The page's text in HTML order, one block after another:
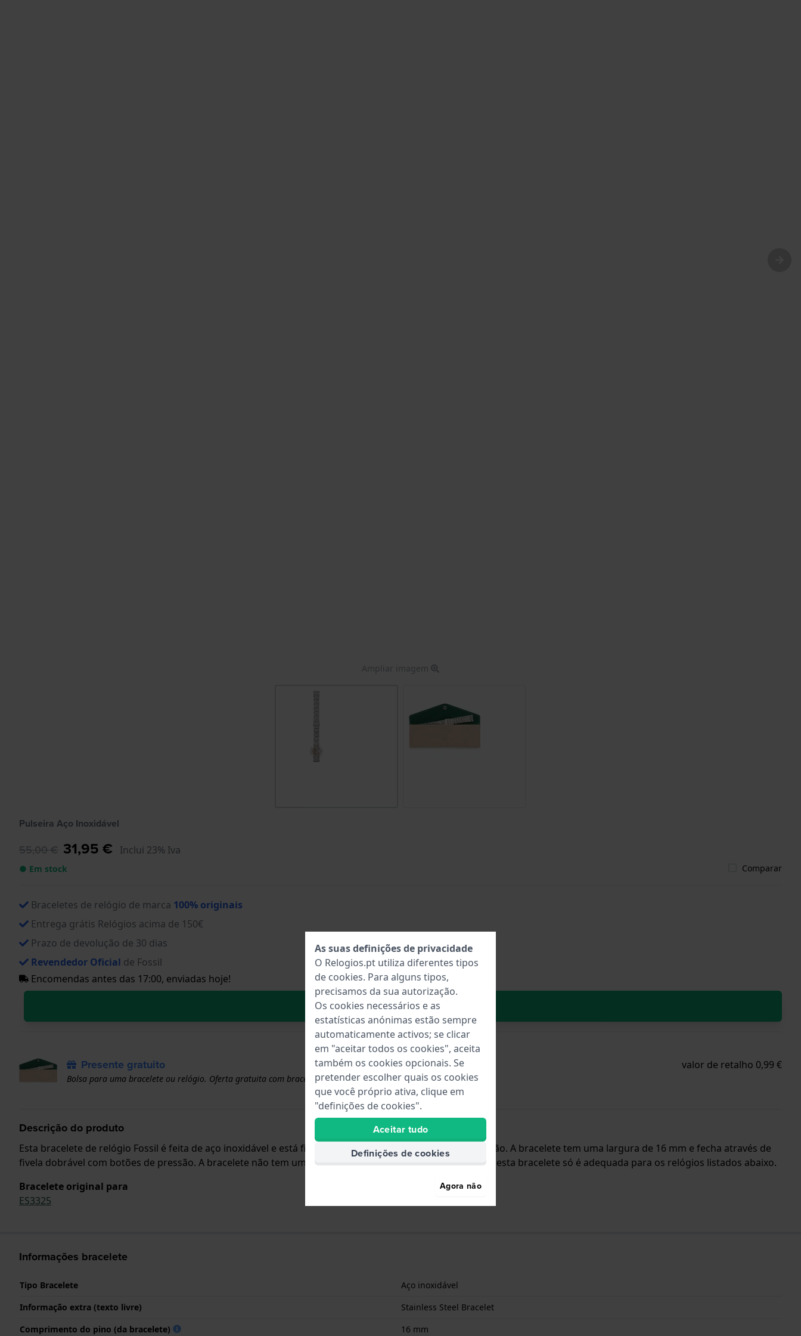
Ampliar imagem
Pulseira Aço Inoxidável
55,00 € 31,95 € Inclui 23% Iva
● Em stock Comparar
Braceletes de relógio de marca 100% originais
Entrega grátis Relógios acima de 150€
Prazo de devolução de 30 dias
Revendedor Oficial de Fossil
Encomendas antes das 17:00, enviadas hoje!
No carrinho
Presente gratuito valor de retalho 0,99 €
Bolsa para uma bracelete ou relógio. Oferta gratuita com braceletes superiores a 50 euros
Descrição do produto
Esta bracelete de relógio Fossil é feita de aço inoxidável e está fixada ao relógio através de pinos de pressão. A bracelete tem uma largura de 16 mm e fecha através de
fivela dobrável com botões de pressão. A bracelete não tem uma montagem a direito, o que significa que esta bracelete só é adequada para os relógios listados abaixo.
Bracelete original para
ES3325
Informações bracelete
Tipo Bracelete
Aço inoxidável
Informação extra (texto livre)
Stainless Steel Bracelet
Comprimento do pino (da bracelete)
16 mm
As suas definições de privacidade
O Relogios.pt utiliza diferentes tipos
de cookies. Para alguns tipos,
precisamos da sua autorização.
Os cookies necessários e as
estatísticas anónimas estão sempre
automaticamente activos; se clicar
em "aceitar todos os cookies", aceita
também os cookies opcionais. Se
pretender escolher quais os cookies
que você próprio ativa, clique em
"definições de cookies".
Aceitar tudo
Definições de cookies
Agora não